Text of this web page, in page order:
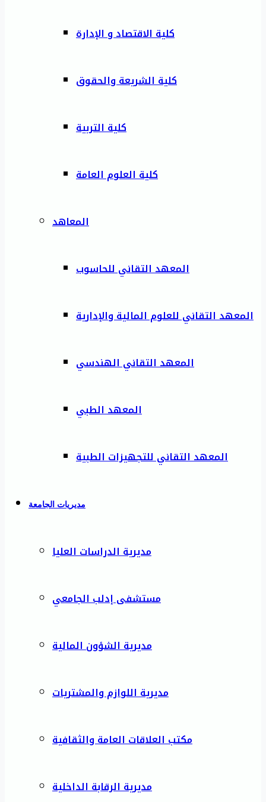
كلية الاقتصاد و الإدارة
كلية الشريعة والحقوق
كلية التربية
كلية العلوم العامة
المعاهد
المعهد التقاني للحاسوب
المعهد التقاني للعلوم المالية والإدارية
المعهد التقاني الهندسي
المعهد الطبي
المعهد التقاني للتجهيزات الطبية
مديريات الجامعة
مديرية الدراسات العليا
مستشفى إدلب الجامعي
مديرية الشؤون المالية
مديرية اللوازم والمشتريات
مكتب العلاقات العامة والثقافية
مديرية الرقابة الداخلية